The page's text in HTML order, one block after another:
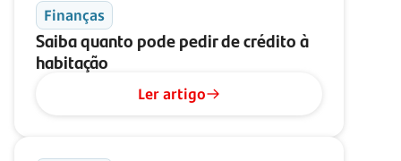
Finanças
Saiba quanto pode pedir de crédito à
habitação
Ler artigo